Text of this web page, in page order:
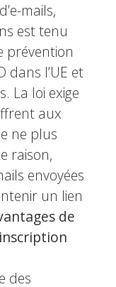
mails,
est tenu
prévention
dans l’UE et
La loi exige
aux
ne plus
raison,
envoyées
un lien
de
des